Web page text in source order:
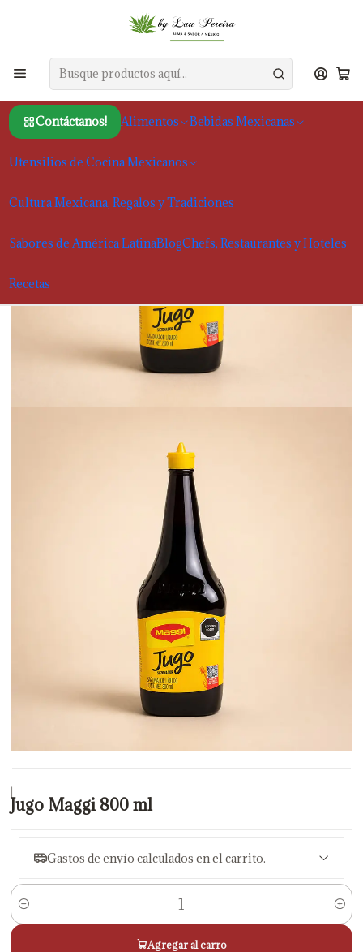
Contáctanos! Alimentos Bebidas Mexicanas
Utensilios de Cocina Mexicanos
Cultura Mexicana, Regalos y Tradiciones
Sabores de América LatinaBlogChefs, Restaurantes y Hoteles
Recetas
Alimentos Sazonadores
|
Jugo Maggi 800 ml
Gastos de envío calculados en el carrito.
Cantidad
Agregar al carro